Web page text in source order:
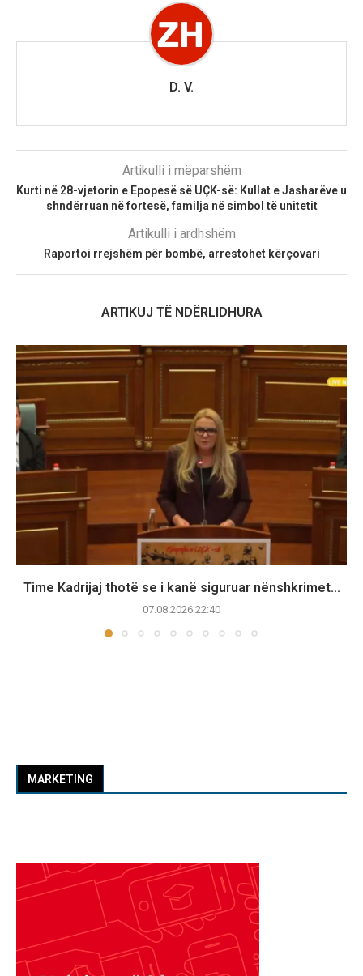
D. V.
Artikulli i mëparshëm
Kurti në 28-vjetorin e Epopesë së UÇK-së: Kullat e Jasharëve u
shndërruan në fortesë, familja në simbol të unitetit
Artikulli i ardhshëm
Raportoi rrejshëm për bombë, arrestohet kërçovari
ARTIKUJ TË NDËRLIDHURA
Time Kadrijaj thotë se i kanë siguruar nënshkrimet...
07.08.2026 22:40
MARKETING